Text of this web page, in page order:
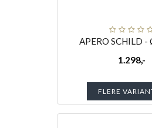
APERO SCHILD -
1.298,-
FLERE